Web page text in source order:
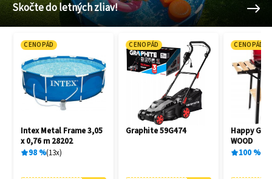
Skočte do letných zliav!
CENOPÁD
Intex Metal Frame 3,05
x 0,76 m 28202
98% 13x
CENOPÁD
Graphite 59G474
CENOPÁD
Happy
WOOD
100%